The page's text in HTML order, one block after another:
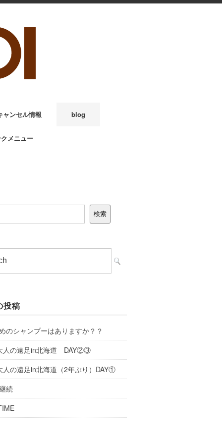
ャンセル情報 blog
クメニュー
検索
投稿
のシャンプーはありますか？？
人の遠足in北海道 DAY②③
人の遠足in北海道（2年ぶり）DAY①
続